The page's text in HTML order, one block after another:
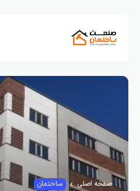
صفحه اصلی ساختمان